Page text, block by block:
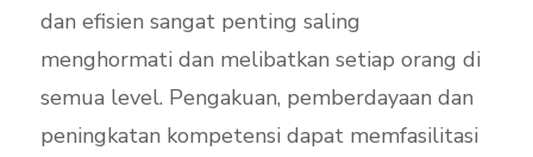
dan efisien sangat penting saling
menghormati dan melibatkan setiap orang di
semua level. Pengakuan, pemberdayaan dan
peningkatan kompetensi dapat memfasilitasi